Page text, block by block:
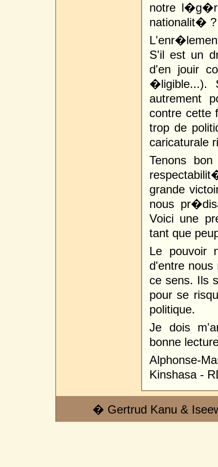
notre
nationalit� ?
S'il est un
d'en jouir
�ligible...).
autrement
contre
trop de
caricaturale
Tenons
grande
nous
Voici une
tant que
Le pouvoir
d'entre nous
ce sens. Ils
pour se
politique.
Je dois
bonne
Alphonse-
Kinshasa -
� Gertrud Kanu &